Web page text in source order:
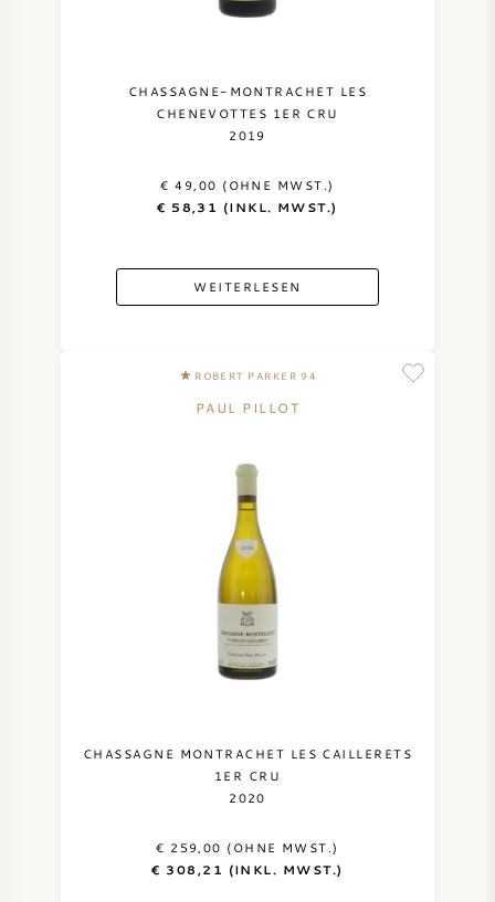
CHASSAGNE-MONTRACHET LES
CHENEVOTTES 1ER CRU
2019
€ 49,00 (OHNE MWST.)
€ 58,31 (INKL. MWST.)
WEITERLESEN
ROBERT PARKER 94
PAUL PILLOT
CHASSAGNE MONTRACHET LES CAILLERETS
1ER CRU
2020
€ 259,00 (OHNE MWST.)
€ 308,21 (INKL. MWST.)